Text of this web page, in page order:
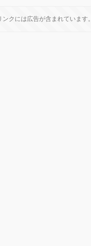
ンクには広告が含まれています。